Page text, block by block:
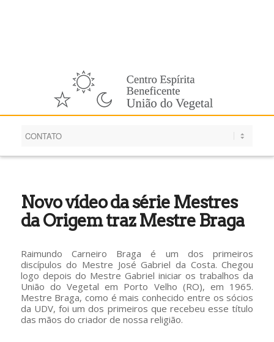
Novo vídeo da série Mestres
da Origem traz Mestre Braga
Raimundo Carneiro Braga é um dos primeiros
discípulos do Mestre José Gabriel da Costa. Chegou
logo depois do Mestre Gabriel iniciar os trabalhos da
União do Vegetal em Porto Velho (RO), em 1965.
Mestre Braga, como é mais conhecido entre os sócios
da UDV, foi um dos primeiros que recebeu esse título
das mãos do criador de nossa religião.